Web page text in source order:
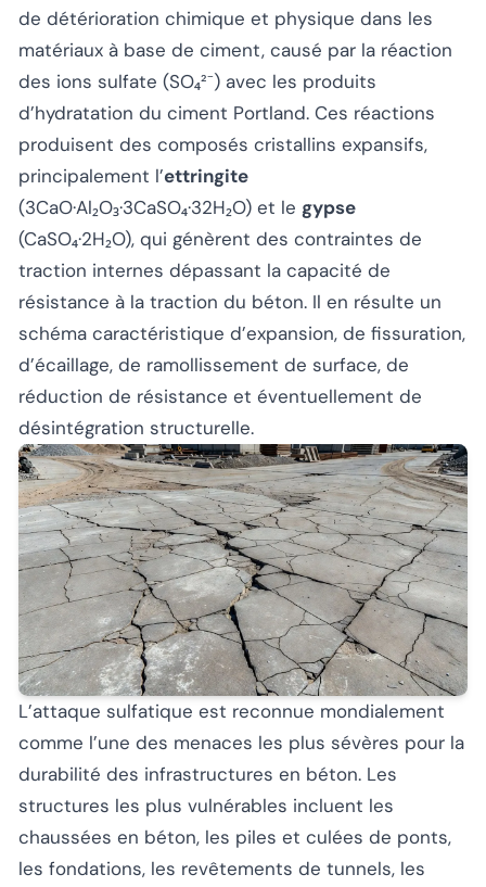
de détérioration chimique et physique dans les
matériaux à base de ciment, causé par la réaction
des ions sulfate (SO₄²⁻) avec les produits
d’hydratation du ciment Portland. Ces réactions
produisent des composés cristallins expansifs,
principalement l’ettringite
(3CaO·Al₂O₃·3CaSO₄·32H₂O) et le gypse
(CaSO₄·2H₂O), qui génèrent des contraintes de
traction internes dépassant la capacité de
résistance à la traction du béton. Il en résulte un
schéma caractéristique d’expansion, de fissuration,
d’écaillage, de ramollissement de surface, de
réduction de résistance et éventuellement de
désintégration structurelle.
L’attaque sulfatique est reconnue mondialement
comme l’une des menaces les plus sévères pour la
durabilité des infrastructures en béton. Les
structures les plus vulnérables incluent les
chaussées en béton, les piles et culées de ponts,
les fondations, les revêtements de tunnels, les